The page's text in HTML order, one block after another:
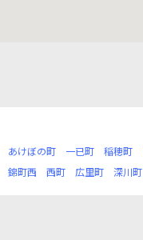
あけぼの町 一已町 稲穂町
錦町西 西町 広里町 深川町